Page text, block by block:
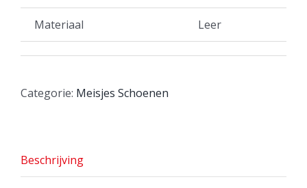
Materiaal Leer
Categorie: Meisjes Schoenen
Beschrijving